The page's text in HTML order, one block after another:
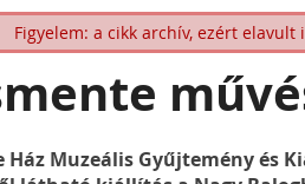
Figyelem: a cikk archív, ezért
Ház Muzeális Gyűjtemény és